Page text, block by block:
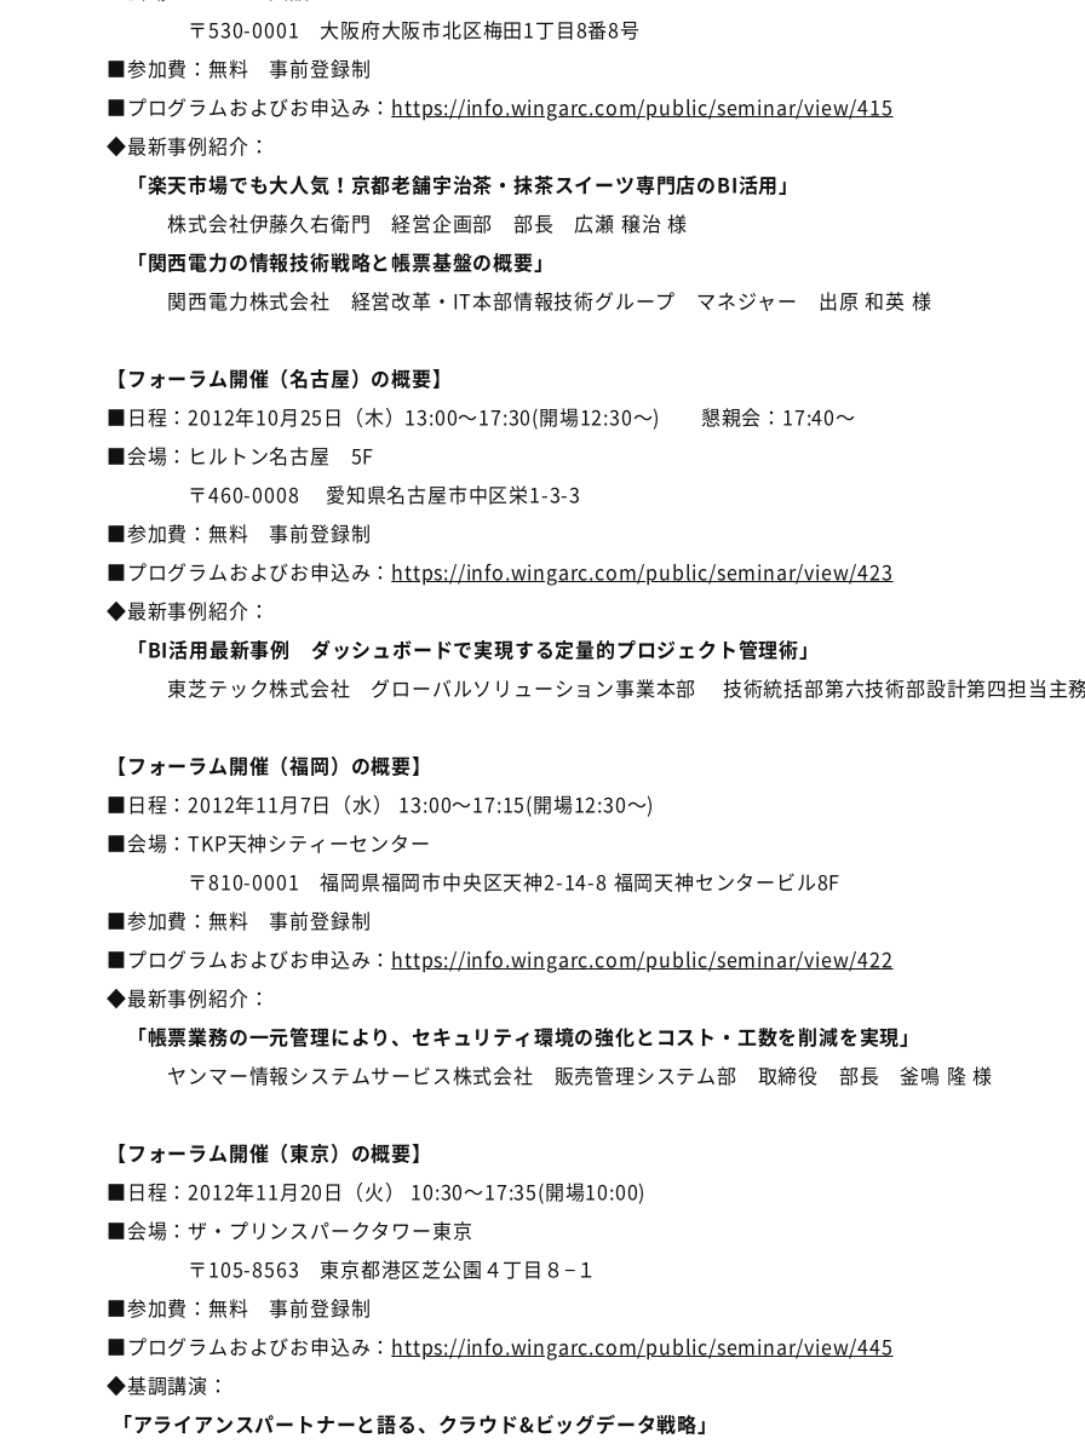
〒530-0001 大阪府大阪市北区梅田1丁目8番8号
■参加費：無料 事前登録制
■プログラムおよびお申込み： https://info.wingarc.com/public/seminar/view/415
◆最新事例紹介：
「楽天市場でも大人気！京都老舗宇治茶・抹茶スイーツ専門店のBI活用」
株式会社伊藤久右衛門 経営企画部 部長 広瀬 穣治 様
「関西電力の情報技術戦略と帳票基盤の概要」
関西電力株式会社 経営改革・IT本部情報技術グループ マネジャー 出原 和英 様
【フォーラム開催（名古屋）の概要】
■日程：2012年10月25日（木）13:00～17:30(開場12:30～) 懇親会：17:40～
■会場：ヒルトン名古屋 5F
〒460-0008 愛知県名古屋市中区栄1-3-3
■参加費：無料 事前登録制
■プログラムおよびお申込み： https://info.wingarc.com/public/seminar/view/423
◆最新事例紹介：
「BI活用最新事例 ダッシュボードで実現する定量的プロジェクト管理術」
東芝テック株式会社 グローバルソリューション事業本部 技術統括部第六技術部設計第四担当主
【フォーラム開催（福岡）の概要】
■日程：2012年11月7日（水） 13:00～17:15(開場12:30～)
■会場：TKP天神シティーセンター
〒810-0001 福岡県福岡市中央区天神2-14-8 福岡天神センタービル8F
■参加費：無料 事前登録制
■プログラムおよびお申込み： https://info.wingarc.com/public/seminar/view/422
◆最新事例紹介：
「帳票業務の一元管理により、セキュリティ環境の強化とコスト・工数を削減を実現」
ヤンマー情報システムサービス株式会社 販売管理システム部 取締役 部長 釜鳴 隆 様
【フォーラム開催（東京）の概要】
■日程：2012年11月20日（火） 10:30～17:35(開場10:00)
■会場：ザ・プリンスパークタワー東京
〒105-8563 東京都港区芝公園４丁目８−１
■参加費：無料 事前登録制
■プログラムおよびお申込み： https://info.wingarc.com/public/seminar/view/445
◆基調講演：
「アライアンスパートナーと語る、クラウド&ビッグデータ戦略」